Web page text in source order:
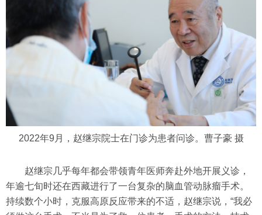
2022年9月，赵继宗院士在门诊为患者问诊。曹子豪 摄
赵继宗几乎每年都会带领青年医师奔赴外地开展义诊，
年逾七旬时还在西藏进行了一台复杂的脑血管动脉瘤手术。
持续数个小时，克服高原反应带来的不适，赵继宗说，“我必